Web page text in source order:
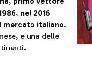
, nel 2016
mercato italiano.
e una delle